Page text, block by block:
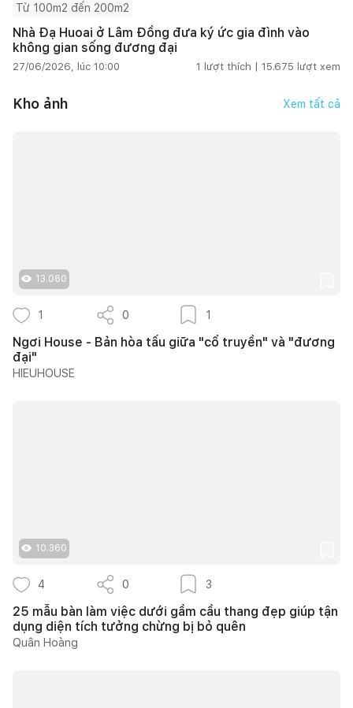
Từ 100m2 đến 200m2
Nhà Đạ Huoai ở Lâm Đồng đưa ký ức gia đình vào
không gian sống đương đại
27/06/2026, lúc 10:00 1 lượt thích | 15.675 lượt xem
Kho ảnh Xem tất cả
13.060
1 0 1
Ngơi House - Bản hòa tấu giữa "cổ truyền" và "đương
đại"
HIEUHOUSE
10.360
4 0 3
25 mẫu bàn làm việc dưới gầm cầu thang đẹp giúp tận
dụng diện tích tưởng chừng bị bỏ quên
Quân Hoàng